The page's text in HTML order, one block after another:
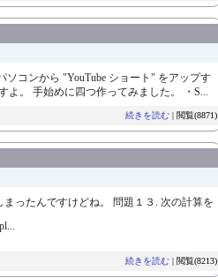
コンから "YouTube ショート" をアップす
。 手始めに四つ作ってみました。 ・S...
続きを読む | 閲覧(8871)
ったんですけどね。 問題１３. 次の計算を
続きを読む | 閲覧(8213)